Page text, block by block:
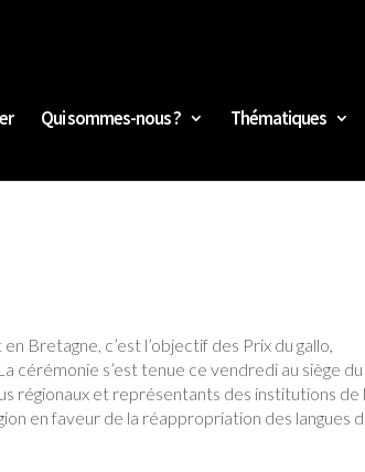
Qui sommes-nous ? Thématiques
Bretagne, c’est l’objectif des Prix du gallo,
cérémonie s’est tenue ce vendredi au siège du
régionaux et représentants des institutions de
en faveur de la réappropriation des langues